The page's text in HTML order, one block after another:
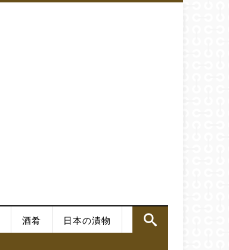
酒肴 日本の漬物